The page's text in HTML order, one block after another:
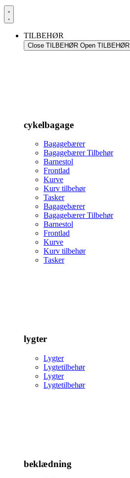
TILBEHØR
Close TILBEHØR Open TILBEHØR
cykelbagage
Bagagebærer
Bagagebærer Tilbehør
Barnestol
Frontlad
Kurve
Kurv tilbehør
Tasker
Bagagebærer
Bagagebærer Tilbehør
Barnestol
Frontlad
Kurve
Kurv tilbehør
Tasker
lygter
Lygter
Lygtetilbehør
Lygter
Lygtetilbehør
beklædning